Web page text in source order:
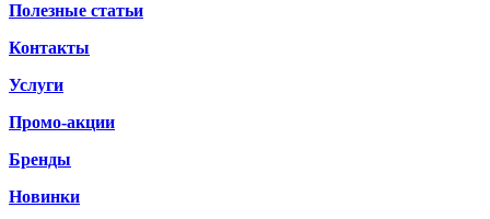
Полезные статьи
Контакты
Услуги
Промо-акции
Бренды
Новинки